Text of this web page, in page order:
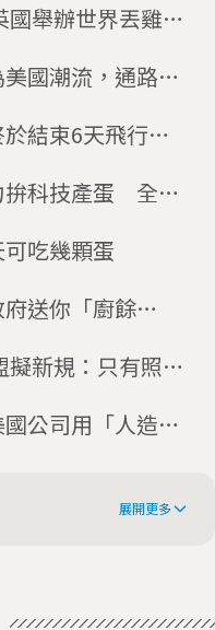
國潮流，通路與
於結束6天飛行，
拚科技產蛋 全自
吃幾顆蛋
送你「廚餘
擬新規：只有照標
公司用「人造
展開更多